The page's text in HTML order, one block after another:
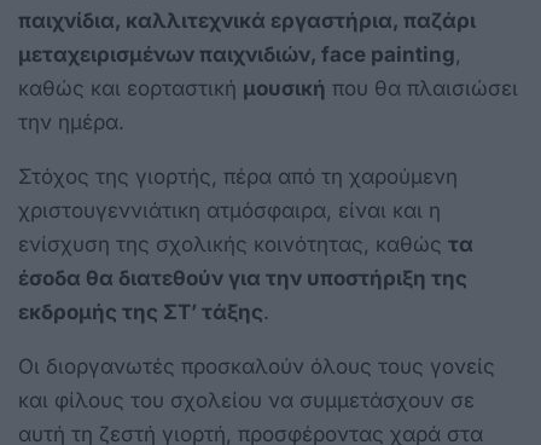
παιχνίδια, καλλιτεχνικά εργαστήρια, παζάρι
μεταχειρισμένων παιχνιδιών, face painting
καθώς και εορταστική μουσική που θα πλαισιώσει
την ημέρα.
Στόχος της γιορτής, πέρα από τη χαρούμενη
χριστουγεννιάτικη ατμόσφαιρα, είναι και η
ενίσχυση της σχολικής κοινότητας, καθώς τα
έσοδα θα διατεθούν για την υποστήριξη της
εκδρομής της ΣΤ’ τάξης.
Οι διοργανωτές προσκαλούν όλους τους γονείς
και φίλους του σχολείου να συμμετάσχουν σε
αυτή τη ζεστή γιορτή, προσφέροντας χαρά στα